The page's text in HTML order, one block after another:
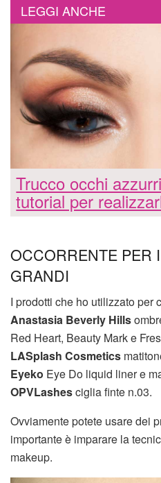
LEGGI ANCHE
Trucco occhi
tutorial per
OCCORRENTE PER
GRANDI
I prodotti che ho utilizzato per
Anastasia Beverly Hills
Red Heart, Beauty Mark e
LASplash Cosmetics
Eyeko Eye Do liquid liner e
OPVLashesciglia finte n.03.
Ovviamente potete usare dei
importante è imparare la
makeup.